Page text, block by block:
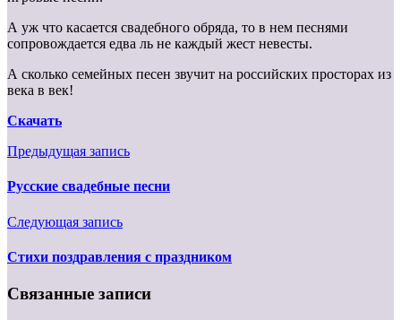
А уж что касается свадебного обряда, то в нем песнями
сопровождается едва ль не каждый жест невесты.
А сколько семейных песен звучит на российских просторах из
века в век!
Скачать
Предыдущая запись
Русские свадебные песни
Следующая запись
Стихи поздравления с праздником
Связанные записи